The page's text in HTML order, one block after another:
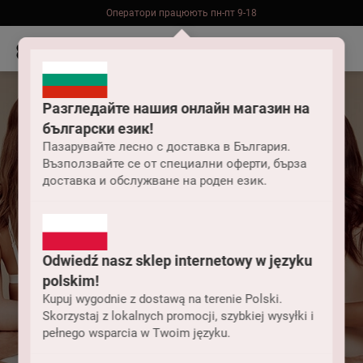
Разгледайте нашия онлайн магазин на
български език!
Пазарувайте лесно с доставка в България.
Възползвайте се от специални оферти, бърза
доставка и обслужване на роден език.
Odwiedź nasz sklep internetowy w języku
polskim!
Kupuj wygodnie z dostawą na terenie Polski.
Skorzystaj z lokalnych promocji, szybkiej wysyłki i
pełnego wsparcia w Twoim języku.
Оператори працюють пн-пт 9-18
Безкоштовна доставка до складу НП замовлень від 2000 грн
Які кольори
спортивної білизни
зараз у тренді?